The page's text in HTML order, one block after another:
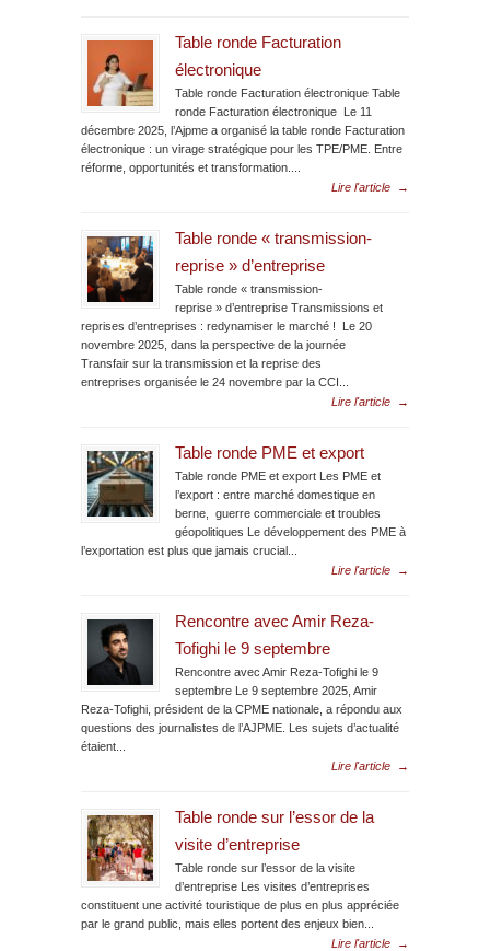
Table ronde Facturation
électronique
Table ronde Facturation électronique Table
ronde Facturation électronique Le 11
décembre 2025, l’Ajpme a organisé la table ronde Facturation
électronique : un virage stratégique pour les TPE/PME. Entre
réforme, opportunités et transformation....
Lire l'article
→
Table ronde « transmission-
reprise » d’entreprise
Table ronde « transmission-
reprise » d’entreprise Transmissions et
reprises d’entreprises : redynamiser le marché ! Le 20
novembre 2025, dans la perspective de la journée
Transfair sur la transmission et la reprise des
entreprises organisée le 24 novembre par la CCI...
Lire l'article
→
Table ronde PME et export
Table ronde PME et export Les PME et
l’export : entre marché domestique en
berne, guerre commerciale et troubles
géopolitiques Le développement des PME à
l’exportation est plus que jamais crucial...
Lire l'article
→
Rencontre avec Amir Reza-
Tofighi le 9 septembre
Rencontre avec Amir Reza-Tofighi le 9
septembre Le 9 septembre 2025, Amir
Reza-Tofighi, président de la CPME nationale, a répondu aux
questions des journalistes de l’AJPME. Les sujets d’actualité
étaient...
Lire l'article
→
Table ronde sur l’essor de la
visite d’entreprise
Table ronde sur l’essor de la visite
d’entreprise Les visites d’entreprises
constituent une activité touristique de plus en plus appréciée
par le grand public, mais elles portent des enjeux bien...
Lire l'article
→